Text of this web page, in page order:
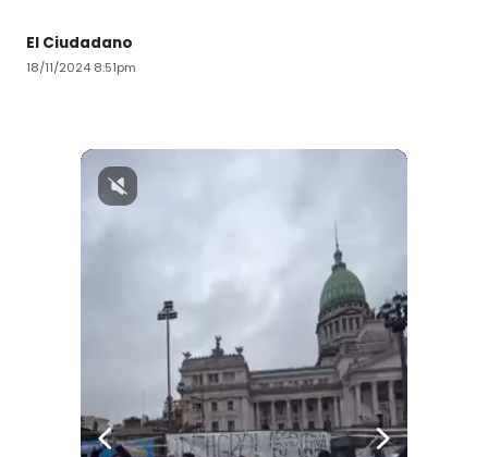
El Ciudadano
18/11/2024 8:51pm